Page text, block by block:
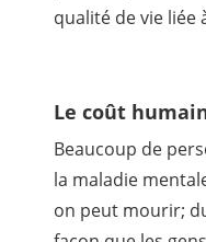
qualité de vie liée
Le coût
Beaucoup de
la maladie
on peut mourir;